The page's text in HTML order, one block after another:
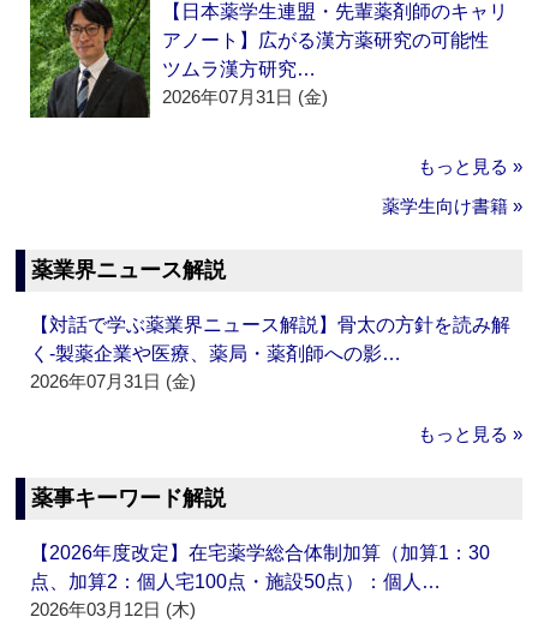
【日本薬学生連盟・先輩薬剤師のキャリ
アノート】広がる漢方薬研究の可能性
ツムラ漢方研究…
2026年07月31日 (金)
もっと見る »
薬学生向け書籍 »
薬業界ニュース解説
【対話で学ぶ薬業界ニュース解説】骨太の方針を読み解
く‐製薬企業や医療、薬局・薬剤師への影…
2026年07月31日 (金)
もっと見る »
薬事キーワード解説
【2026年度改定】在宅薬学総合体制加算（加算1：30
点、加算2：個人宅100点・施設50点）：個人…
2026年03月12日 (木)